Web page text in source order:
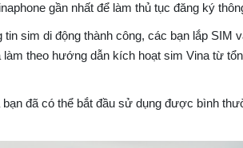
gần nhất để làm thủ tục đăng ký
tin sim di động thành công, các bạn lắp SIM
làm theo hướng dẫn kích hoạt sim Vina từ
đã có thể bắt đầu sử dụng được bình